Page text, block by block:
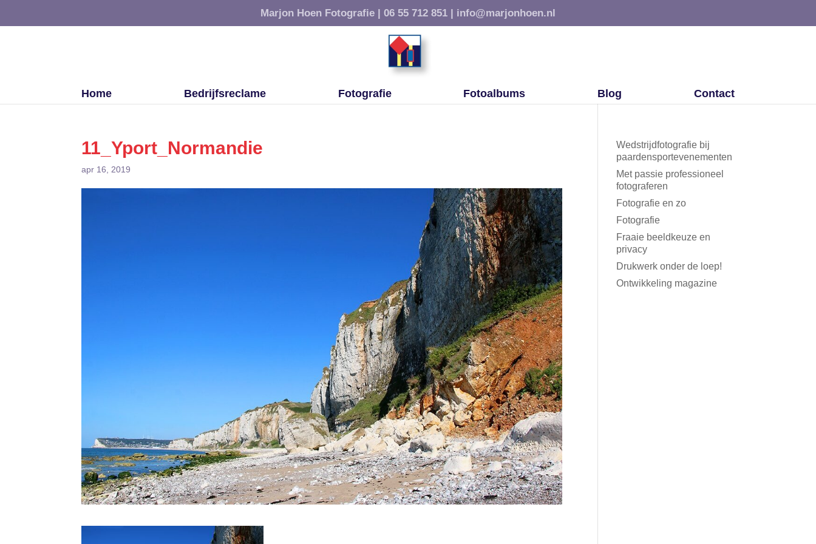
Marjon Hoen Fotografie | 06 55 712 851 | info@marjonhoen.nl
Home Bedrijfsreclame Fotografie Fotoalbums Blog Contact
11_Yport_Normandie
apr 16, 2019
Wedstrijdfotografie bij
paardensportevenementen
Met passie professioneel
fotograferen
Fotografie en zo
Fotografie
Fraaie beeldkeuze en
privacy
Drukwerk onder de loep!
Ontwikkeling magazine